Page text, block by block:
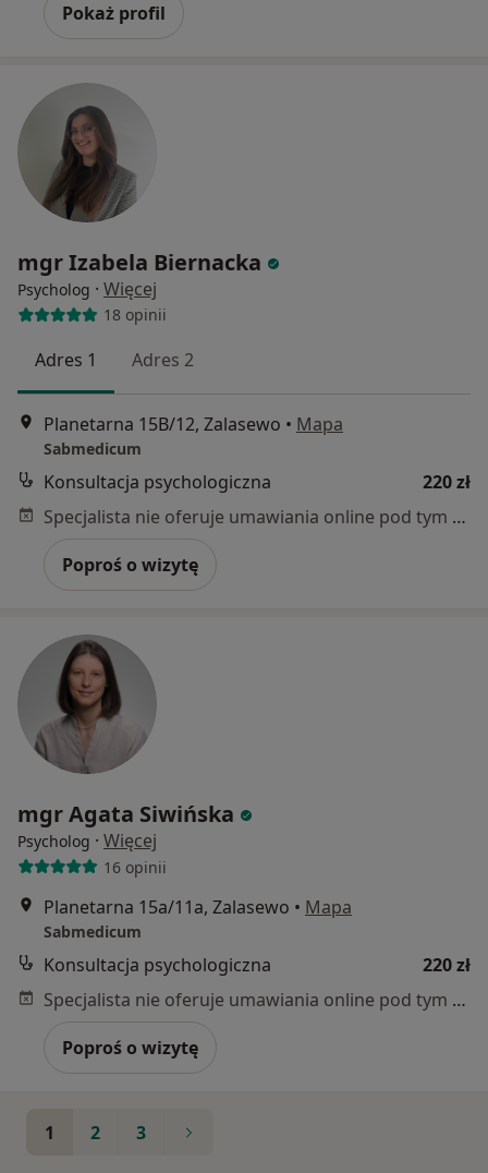
Pokaż profil
mgr Izabela Biernacka
Psycholog · Więcej
18 opinii
Adres 1 Adres 2
Planetarna 15B/12, Zalasewo • Mapa
Sabmedicum
Konsultacja psychologiczna
220 zł
Specjalista nie oferuje umawiania online pod tym adresem.
Poproś o wizytę
mgr Agata Siwińska
Psycholog · Więcej
16 opinii
Planetarna 15a/11a, Zalasewo • Mapa
Sabmedicum
Konsultacja psychologiczna
220 zł
Specjalista nie oferuje umawiania online pod tym adresem.
Poproś o wizytę
1 2 3